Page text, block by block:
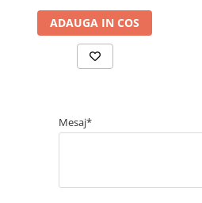
ADAUGA IN COS
Mesaj*